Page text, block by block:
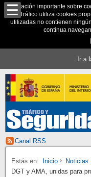
Información importante sobre
de Tráfico utiliza cookies
utilizadas no contienen
continua
Ir a
Canal RSS
Estás en: Inicio Noticias
DGT y AMA, unidas para